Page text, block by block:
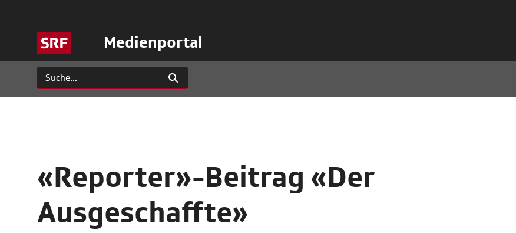
Medienportal
«Reporter»-Beitrag «Der
Ausgeschaffte»